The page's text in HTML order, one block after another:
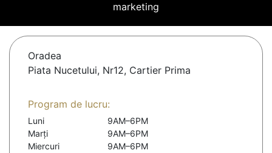
marketing
Oradea
Piata Nucetului, Nr12, Cartier Prima
Program de lucru:
Luni
9AM–6PM
Marți
9AM–6PM
Miercuri
9AM–6PM